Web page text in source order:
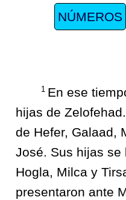
NÚMEROS
1 En ese
hijas de
de Hefer, Galaad,
José. Sus hijas se
Hogla, Milca y
presentaron ante